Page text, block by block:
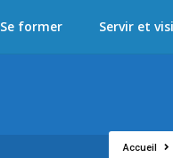
Se former Servir et
Accueil